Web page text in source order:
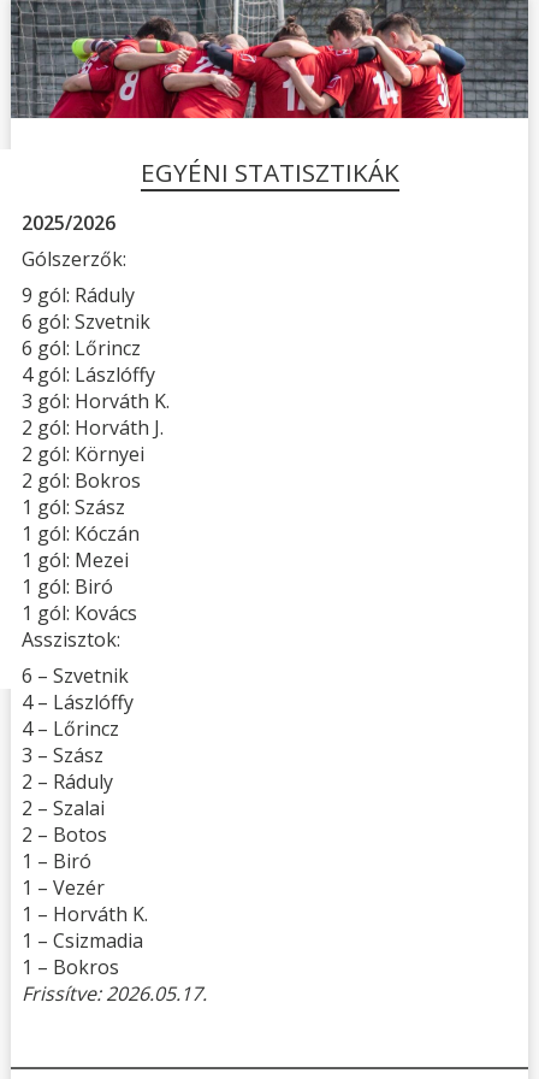
EGYÉNI STATISZTIKÁK
2025/2026
Gólszerzők:
9 gól: Ráduly
6 gól: Szvetnik
6 gól: Lőrincz
4 gól: Lászlóffy
3 gól: Horváth K.
2 gól: Horváth J.
2 gól: Környei
2 gól: Bokros
1 gól: Szász
1 gól: Kóczán
1 gól: Mezei
1 gól: Biró
1 gól: Kovács
Asszisztok:
6 – Szvetnik
4 – Lászlóffy
4 – Lőrincz
3 – Szász
2 – Ráduly
2 – Szalai
2 – Botos
1 – Biró
1 – Vezér
1 – Horváth K.
1 – Csizmadia
1 – Bokros
Frissítve: 2026.05.17.